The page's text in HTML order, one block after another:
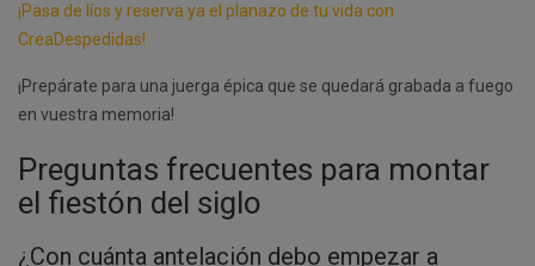
¡Pasa de líos y reserva ya el planazo de tu vida con
CreaDespedidas!
¡Prepárate para una juerga épica que se quedará grabada a fuego
en vuestra memoria!
Preguntas frecuentes para montar
el fiestón del siglo
¿Con cuánta antelación debo empezar a